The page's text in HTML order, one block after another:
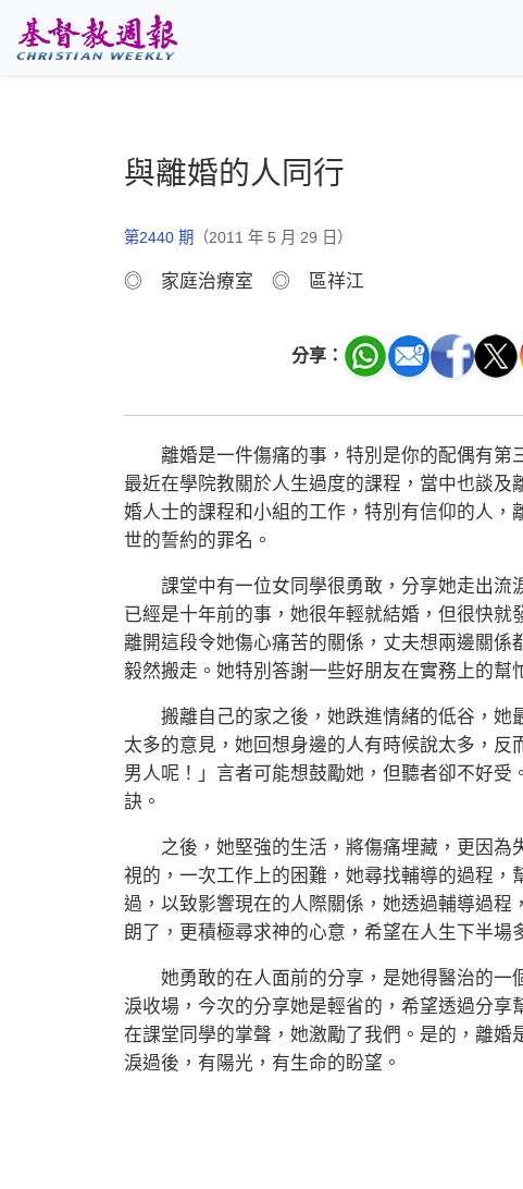
與離婚的人同行
第2440 期 （2011 年 5 月 29 日）
◎ 家庭治療室 ◎ 區祥江
分享：
離婚是一件傷痛的事，特別是你的配偶有第
最近在學院教關於人生過度的課程，當中也談
婚人士的課程和小組的工作，特別有信仰的人
世的誓約的罪名。
課堂中有一位女同學很勇敢，分享她走出流
已經是十年前的事，她很年輕就結婚，但很快
離開這段令她傷心痛苦的關係，丈夫想兩邊關
毅然搬走。她特別答謝一些好朋友在實務上的幫
搬離自己的家之後，她跌進情緒的低谷，她
太多的意見，她回想身邊的人有時候說太多，
男人呢！」言者可能想鼓勵她，但聽者卻不好
訣。
之後，她堅強的生活，將傷痛埋藏，更因為
視的，一次工作上的困難，她尋找輔導的過程
過，以致影響現在的人際關係，她透過輔導過
朗了，更積極尋求神的心意，希望在人生下半場
她勇敢的在人面前的分享，是她得醫治的一
淚收場，今次的分享她是輕省的，希望透過分享
在課堂同學的掌聲，她激勵了我們。是的，離
淚過後，有陽光，有生命的盼望。